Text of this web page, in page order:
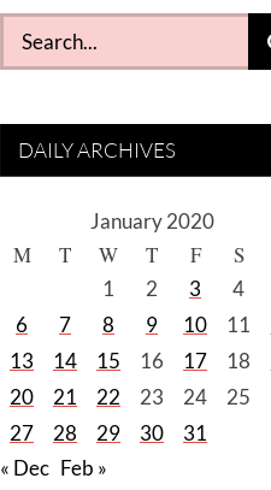
Search
for:
DAILY ARCHIVES
January 2020
M T W T F S
1 2 3 4
6
7 8 9 10 11
13
14 15 16 17 18
20
21 22 23 24 25
27
28 29 30
31
« Dec Feb »